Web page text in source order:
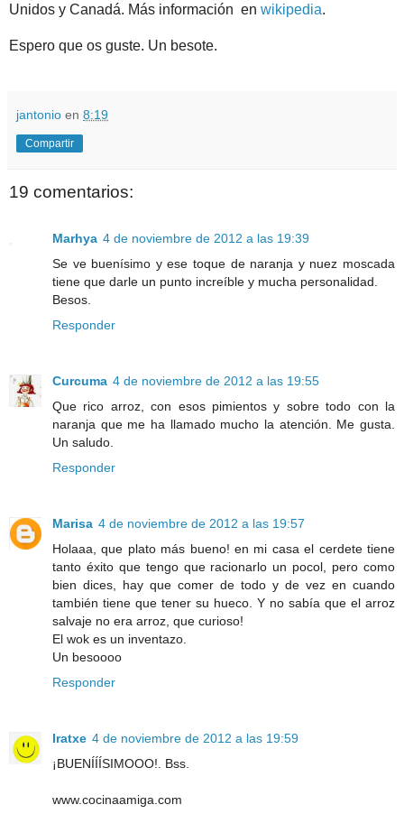
Unidos y Canadá. Más información en wikipedia.
Espero que os guste. Un besote.
jantonio en 8:19
Compartir
19 comentarios:
Marhya 4 de noviembre de 2012 a las 19:39
Se ve buenísimo y ese toque de naranja y nuez moscada
tiene que darle un punto increíble y mucha personalidad.
Besos.
Responder
Curcuma 4 de noviembre de 2012 a las 19:55
Que rico arroz, con esos pimientos y sobre todo con la
naranja que me ha llamado mucho la atención. Me gusta.
Un saludo.
Responder
Marisa 4 de noviembre de 2012 a las 19:57
Holaaa, que plato más bueno! en mi casa el cerdete tiene
tanto éxito que tengo que racionarlo un pocol, pero como
bien dices, hay que comer de todo y de vez en cuando
también tiene que tener su hueco. Y no sabía que el arroz
salvaje no era arroz, que curioso!
El wok es un inventazo.
Un besoooo
Responder
Iratxe 4 de noviembre de 2012 a las 19:59
¡BUENÍÍÍSIMOOO!. Bss.
www.cocinaamiga.com